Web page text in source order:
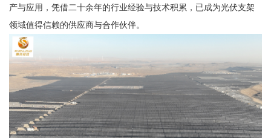
产与应用，凭借二十余年的行业经验与技术积累，已成为光伏支架
领域值得信赖的供应商与合作伙伴。